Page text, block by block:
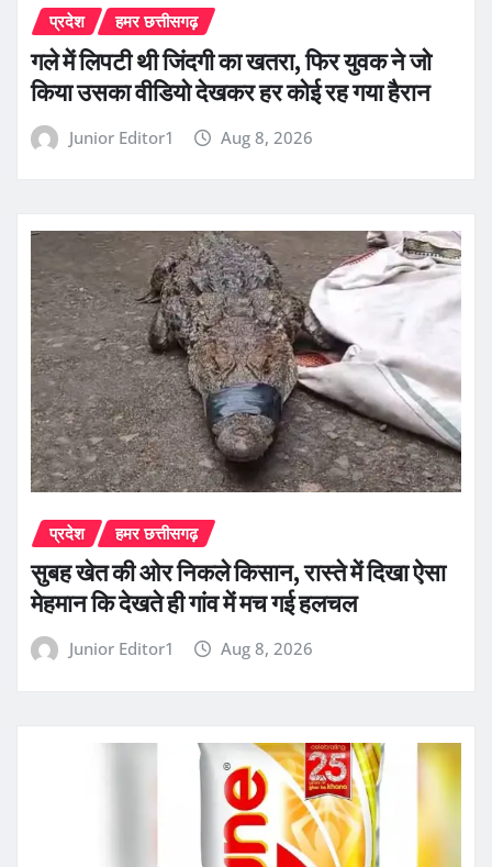
प्रदेश हमर छत्तीसगढ़
गले में लिपटी थी जिंदगी का खतरा, फिर युवक ने जो
किया उसका वीडियो देखकर हर कोई रह गया हैरान
Junior Editor1 Aug 8, 2026
प्रदेश हमर छत्तीसगढ़
सुबह खेत की ओर निकले किसान, रास्ते में दिखा ऐसा
मेहमान कि देखते ही गांव में मच गई हलचल
Junior Editor1 Aug 8, 2026